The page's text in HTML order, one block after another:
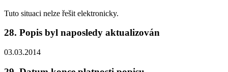
Tuto situaci nelze řešit elektronicky.
28. Popis byl naposledy aktualizován
03.03.2014